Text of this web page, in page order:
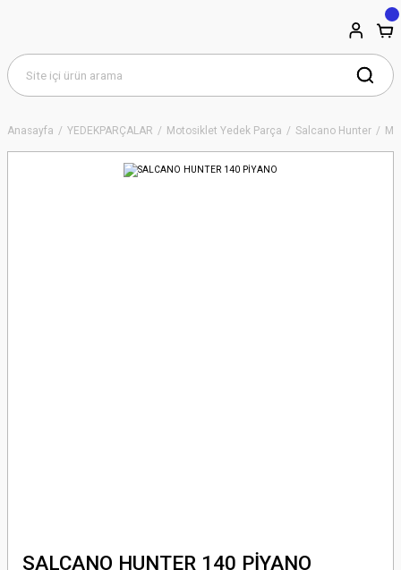
Anasayfa YEDEKPARÇALAR Motosiklet Yedek Parça Salcano Hunter
SALCANO HUNTER 140 PİYANO